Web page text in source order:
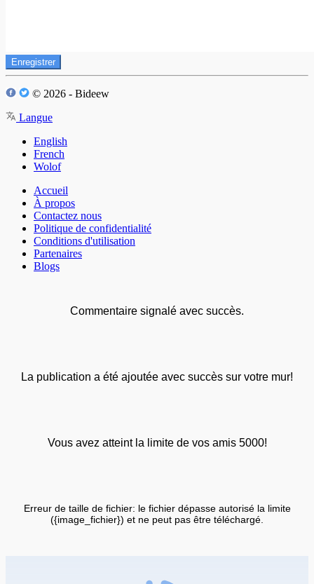
Enregistrer
© 2026 - Bideew
Langue
English
French
Wolof
Accueil
À propos
Contactez nous
Politique de confidentialité
Conditions d'utilisation
Partenaires
Blogs
Commentaire signalé avec succès.
La publication a été ajoutée avec succès sur votre mur!
Vous avez atteint la limite de vos amis 5000!
Erreur de taille de fichier: le fichier dépasse autorisé la limite
({image_fichier}) et ne peut pas être téléchargé.